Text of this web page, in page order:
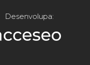
Desenvolupa: